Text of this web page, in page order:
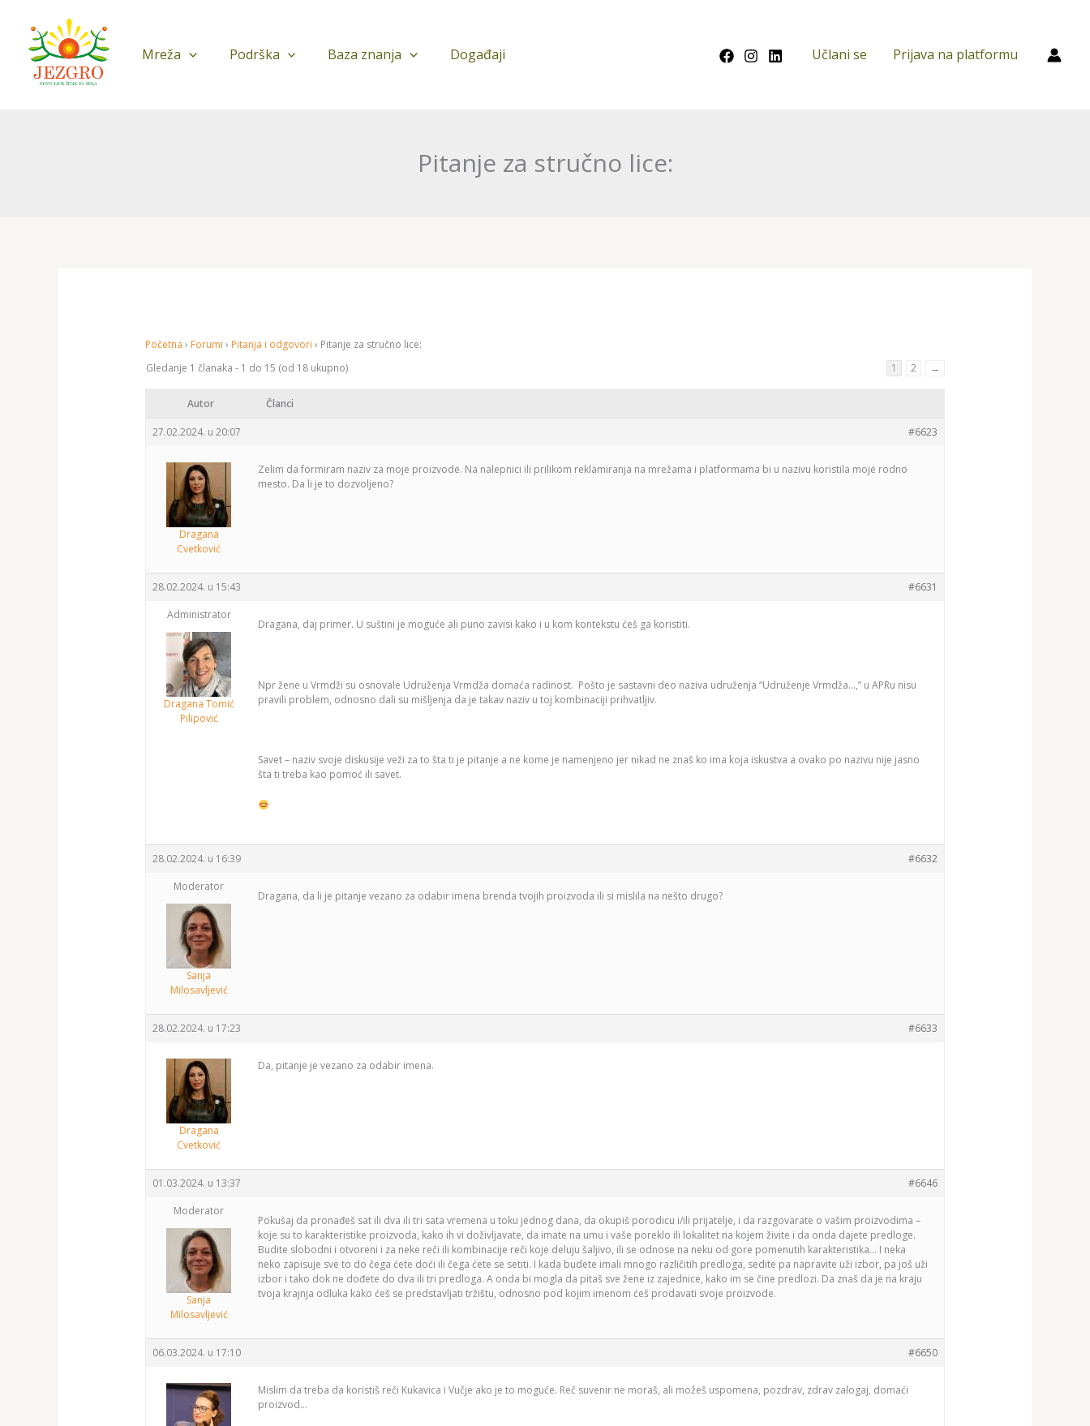
sadržaj
Mreža Podrška Baza znanja Događaji Učlani se Prijava na platformu
Pitanje za stručno lice:
Početna › Forumi › Pitanja i odgovori › Pitanje za stručno lice:
Gledanje 1 članaka - 1 do 15 (od 18 ukupno)
1 2 →
Autor Članci
27.02.2024. u 20:07 #6623
Dragana
Cvetković
Zelim da formiram naziv za moje proizvode. Na nalepnici ili prilikom reklamiranja na mrežama i platformama bi u nazivu koristila moje rodno
mesto. Da li je to dozvoljeno?
28.02.2024. u 15:43
#6631
Administrator
Dragana Tomić
Pilipović
Dragana, daj primer. U suštini je moguće ali puno zavisi kako i u kom kontekstu ćeš ga koristiti.
Npr žene u Vrmdži su osnovale Udruženja Vrmdža domaća radinost. Pošto je sastavni deo naziva udruženja “Udruženje Vrmdža…,” u APRu nisu
pravili problem, odnosno dali su mišljenja da je takav naziv u toj kombinaciji prihvatljiv.
Savet – naziv svoje diskusije veži za to šta ti je pitanje a ne kome je namenjeno jer nikad ne znaš ko ima koja iskustva a ovako po nazivu nije jasno
šta ti treba kao pomoć ili savet.
28.02.2024. u 16:39
#6632
Moderator
Sanja
Milosavljević
Dragana, da li je pitanje vezano za odabir imena brenda tvojih proizvoda ili si mislila na nešto drugo?
28.02.2024. u 17:23 #6633
Dragana
Cvetković
Da, pitanje je vezano za odabir imena.
01.03.2024. u 13:37
#6646
Moderator
Sanja
Milosavljević
Pokušaj da pronađeš sat ili dva ili tri sata vremena u toku jednog dana, da okupiš porodicu i/ili prijatelje, i da razgovarate o vašim proizvodima –
koje su to karakteristike proizvoda, kako ih vi doživljavate, da imate na umu i vaše poreklo ili lokalitet na kojem živite i da onda dajete predloge.
Budite slobodni i otvoreni i za neke reči ili kombinacije reči koje deluju šaljivo, ili se odnose na neku od gore pomenutih karakteristika… I neka
neko zapisuje sve to do čega ćete doći ili čega ćete se setiti. I kada budete imali mnogo različitih predloga, sedite pa napravite uži izbor, pa još uži
izbor i tako dok ne dođete do dva ili tri predloga. A onda bi mogla da pitaš sve žene iz zajednice, kako im se čine predlozi. Da znaš da je na kraju
tvoja krajnja odluka kako ćeš se predstavljati tržištu, odnosno pod kojim imenom ćeš prodavati svoje proizvode.
06.03.2024. u 17:10 #6650
Mislim da treba da koristiš reči Kukavica i Vučje ako je to moguće. Reč suvenir ne moraš, ali možeš uspomena, pozdrav, zdrav zalogaj, domaći
proizvod…